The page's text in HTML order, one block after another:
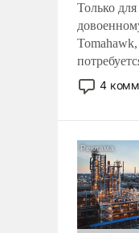
Только
небольшая
Китаем.
4